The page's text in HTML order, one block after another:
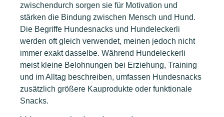
zwischendurch sorgen sie für Motivation und
stärken die Bindung zwischen Mensch und Hund.
Die Begriffe Hundesnacks und Hundeleckerli
werden oft gleich verwendet, meinen jedoch nicht
immer exakt dasselbe. Während Hundeleckerli
meist kleine Belohnungen bei Erziehung, Training
und im Alltag beschreiben, umfassen Hundesnacks
zusätzlich größere Kauprodukte oder funktionale
Snacks.